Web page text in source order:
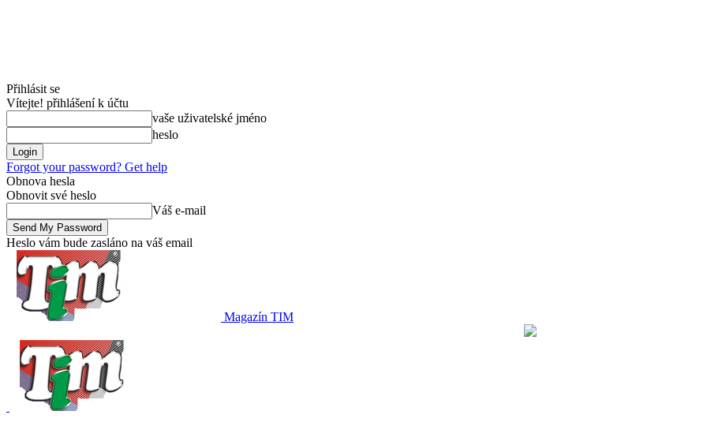
Přihlásit se
Vítejte! přihlášení k účtu
vaše uživatelské jméno
heslo
Forgot your password? Get help
Obnova hesla
Obnovit své heslo
Váš e-mail
Heslo vám bude zasláno na váš email
Magazín TIM